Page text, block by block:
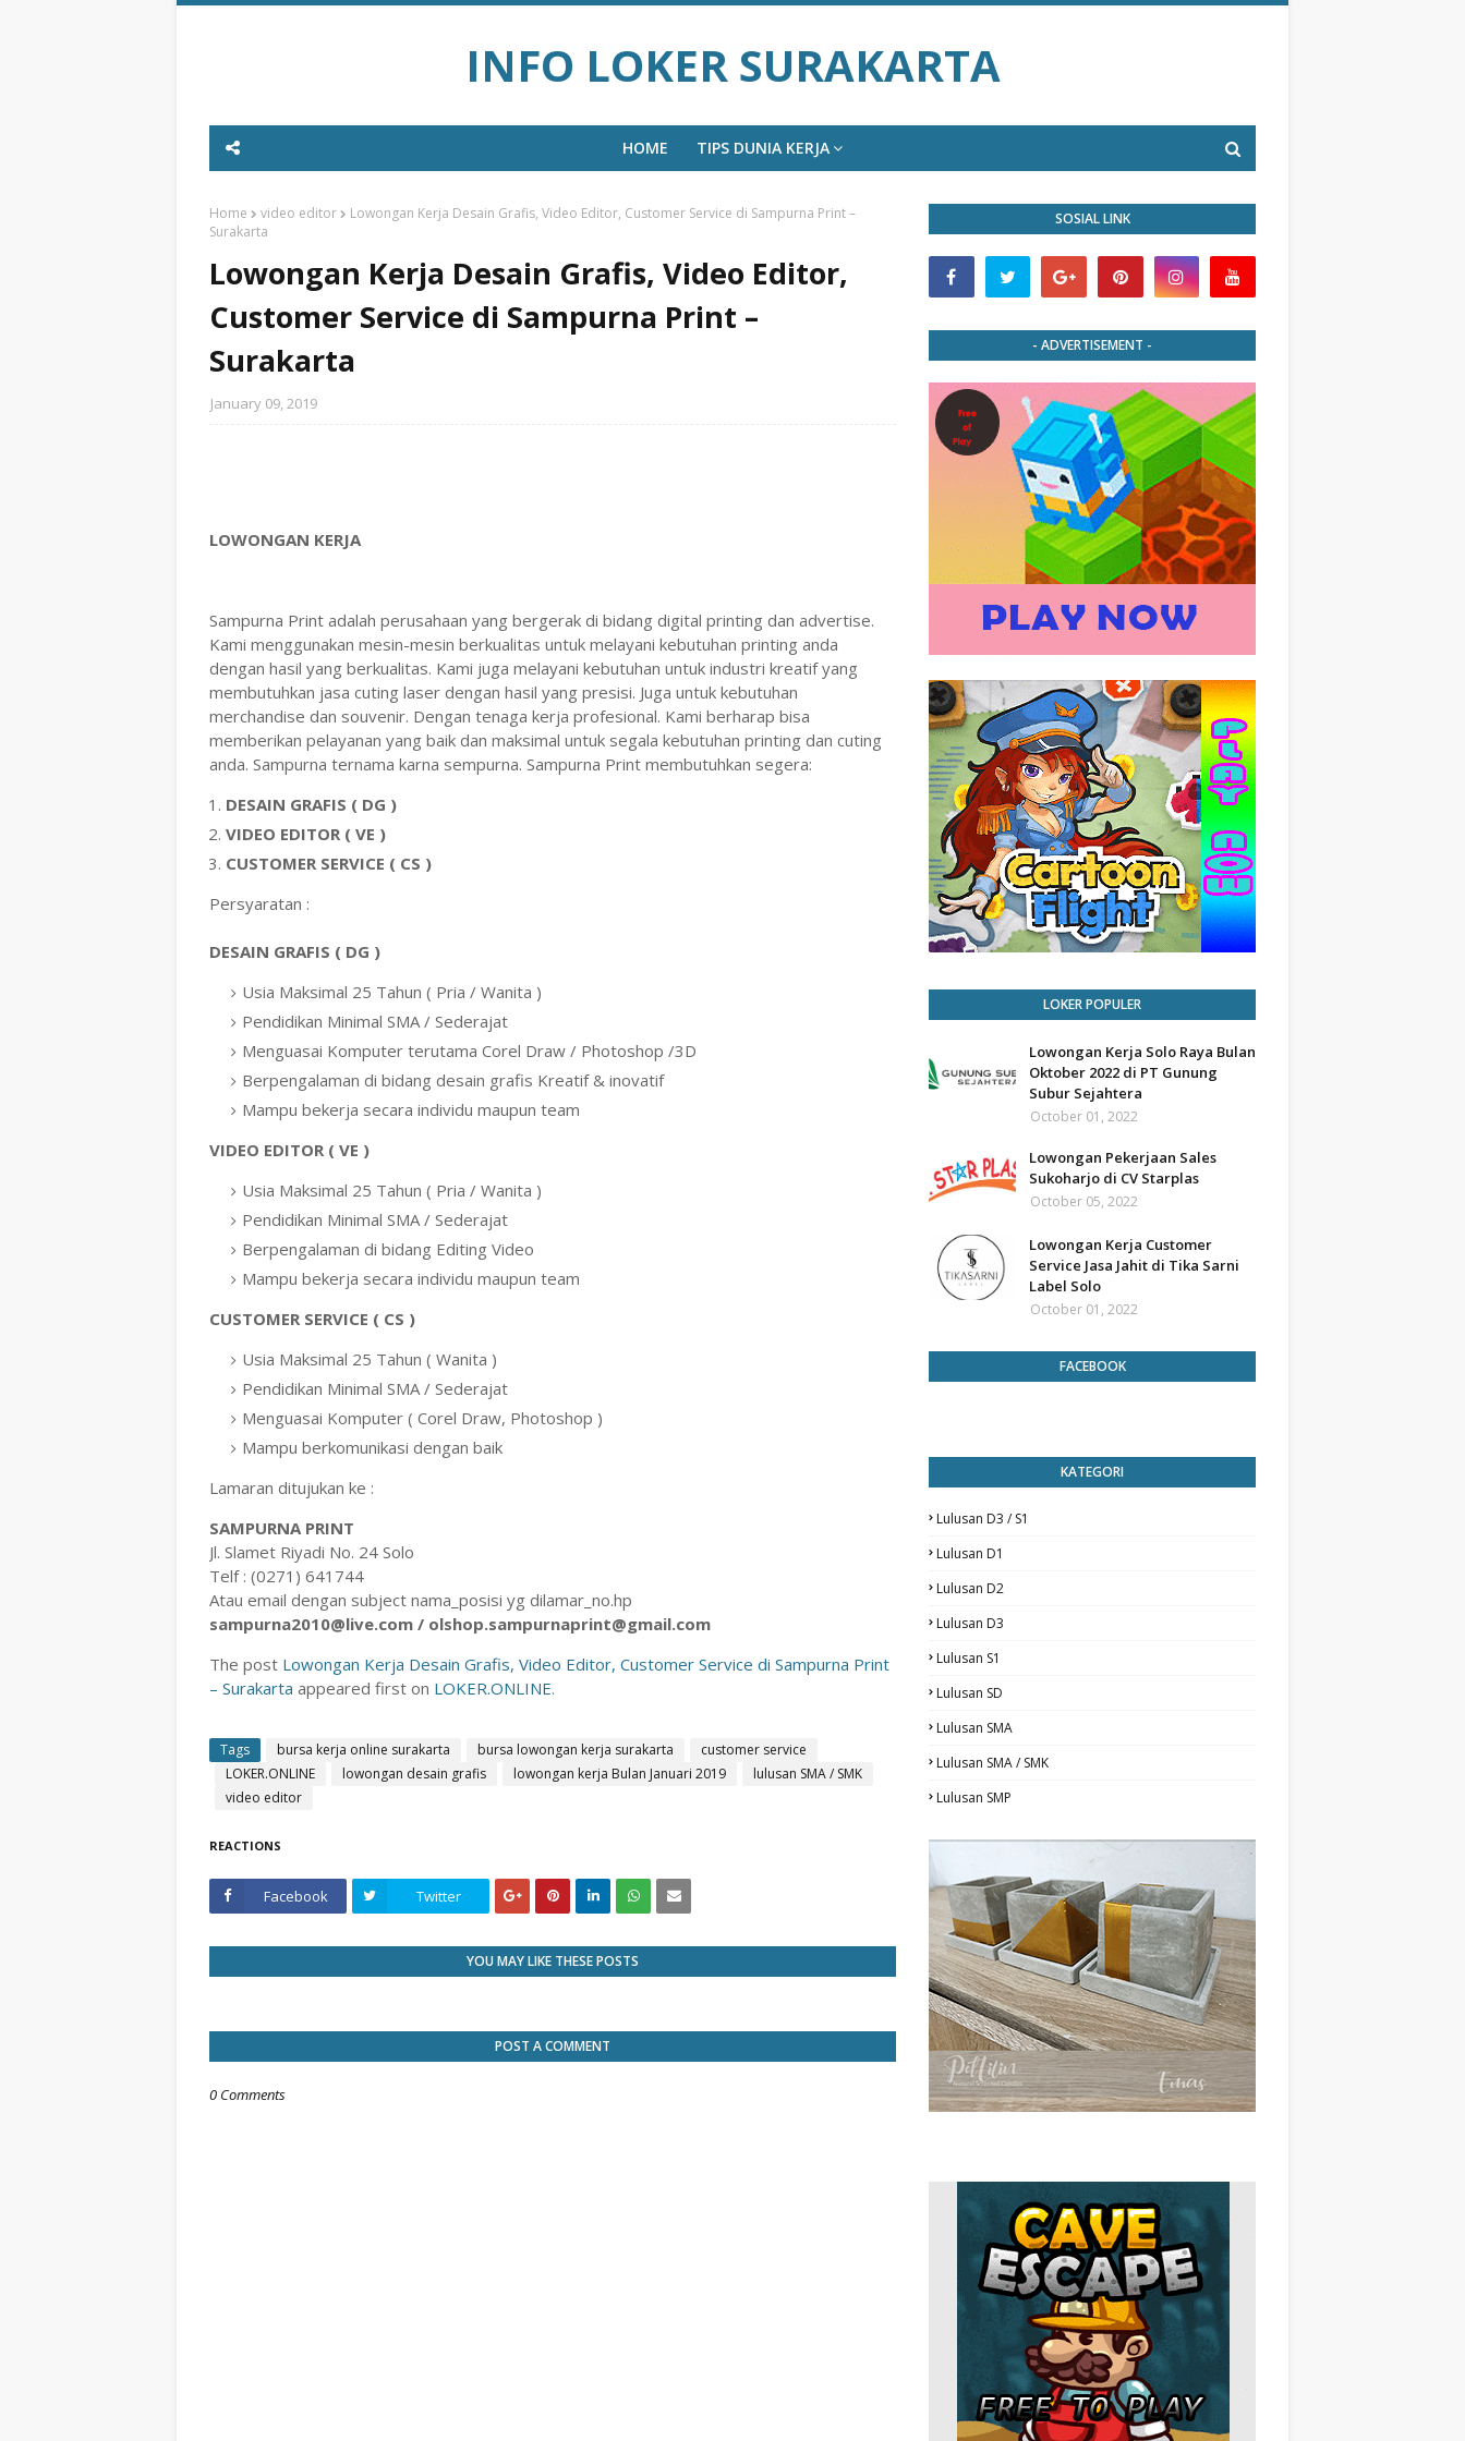
INFO LOKER SURAKARTA
HOME TIPS DUNIA KERJA
Home video editor
Lowongan Kerja Desain Grafis, Video Editor, Customer Service di Sampurna Print –
Surakarta
Lowongan Kerja Desain Grafis, Video Editor,
Customer Service di Sampurna Print –
Surakarta
January 09, 2019
LOWONGAN KERJA
Sampurna Print adalah perusahaan yang bergerak di bidang digital printing dan advertise.
Kami menggunakan mesin-mesin berkualitas untuk melayani kebutuhan printing anda
dengan hasil yang berkualitas. Kami juga melayani kebutuhan untuk industri kreatif yang
membutuhkan jasa cuting laser dengan hasil yang presisi. Juga untuk kebutuhan
merchandise dan souvenir. Dengan tenaga kerja profesional. Kami berharap bisa
memberikan pelayanan yang baik dan maksimal untuk segala kebutuhan printing dan cuting
anda. Sampurna ternama karna sempurna. Sampurna Print membutuhkan segera:
DESAIN GRAFIS ( DG )
VIDEO EDITOR ( VE )
CUSTOMER SERVICE ( CS )
Persyaratan :
DESAIN GRAFIS ( DG )
Usia Maksimal 25 Tahun ( Pria / Wanita )
Pendidikan Minimal SMA / Sederajat
Menguasai Komputer terutama Corel Draw / Photoshop /3D
Berpengalaman di bidang desain grafis Kreatif & inovatif
Mampu bekerja secara individu maupun team
VIDEO EDITOR ( VE )
Usia Maksimal 25 Tahun ( Pria / Wanita )
Pendidikan Minimal SMA / Sederajat
Berpengalaman di bidang Editing Video
Mampu bekerja secara individu maupun team
CUSTOMER SERVICE ( CS )
Usia Maksimal 25 Tahun ( Wanita )
Pendidikan Minimal SMA / Sederajat
Menguasai Komputer ( Corel Draw, Photoshop )
Mampu berkomunikasi dengan baik
Lamaran ditujukan ke :
SAMPURNA PRINT
Jl. Slamet Riyadi No. 24 Solo
Telf : (0271) 641744
Atau email dengan subject nama_posisi yg dilamar_no.hp
sampurna2010@live.com / olshop.sampurnaprint@gmail.com
The post Lowongan Kerja Desain Grafis, Video Editor, Customer Service di Sampurna Print
– Surakarta appeared first on LOKER.ONLINE.
Tags bursa kerja online surakarta bursa lowongan kerja surakarta
customer service
LOKER.ONLINE
lowongan desain grafis lowongan kerja Bulan Januari 2019
lulusan SMA / SMK
video editor
REACTIONS
Facebook Twitter
YOU MAY LIKE THESE POSTS
POST A COMMENT
0 Comments
SOSIAL LINK
- ADVERTISEMENT -
LOKER POPULER
Lowongan Kerja Solo Raya Bulan
Oktober 2022 di PT Gunung
Subur Sejahtera
October 01, 2022
Lowongan Pekerjaan Sales
Sukoharjo di CV Starplas
October 05, 2022
Lowongan Kerja Customer
Service Jasa Jahit di Tika Sarni
Label Solo
October 01, 2022
FACEBOOK
KATEGORI
Lulusan D3 / S1
Lulusan D1
Lulusan D2
Lulusan D3
Lulusan S1
Lulusan SD
Lulusan SMA
Lulusan SMA / SMK
Lulusan SMP